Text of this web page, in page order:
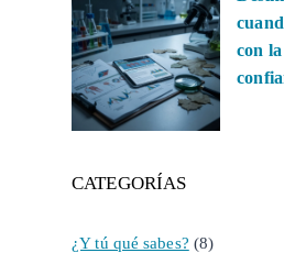
con
CATEGORÍAS
¿Y tú qué sabes? (8)